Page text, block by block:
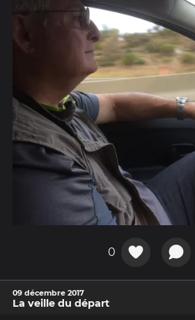
0
09 décembre 2017
La veille du départ